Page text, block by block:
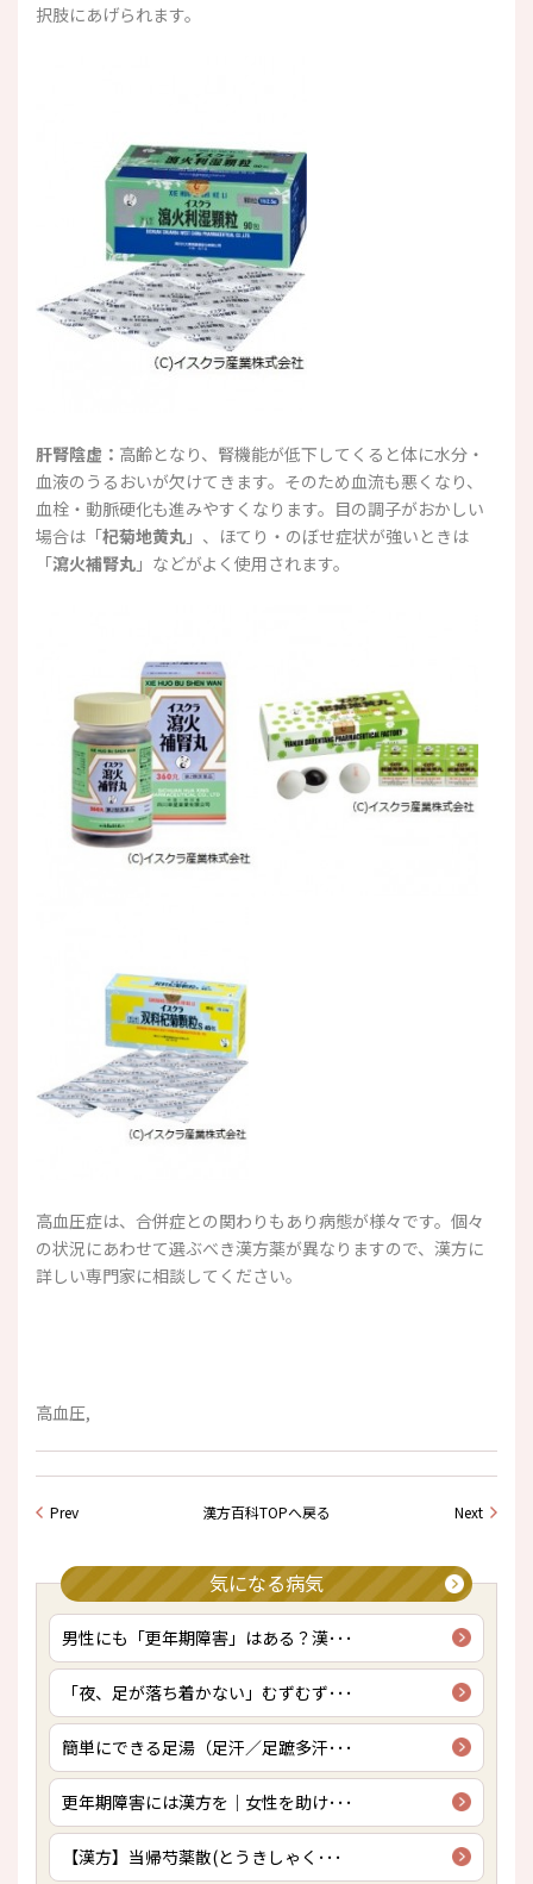
択肢にあげられます。
肝腎陰虚： 高齢となり、腎機能が低下してくると体に水分・
血液のうるおいが欠けてきます。そのため血流も悪くなり、
血栓・動脈硬化も進みやすくなります。目の調子がおかしい
場合は「杞菊地黄丸 」、ほてり・のぼせ症状が強いときは
「瀉火補腎丸 」などがよく使用されます。
高血圧症は、合併症との関わりもあり病態が様々です。個々
の状況にあわせて選ぶべき漢方薬が異なりますので、漢方に
詳しい専門家に相談してください。
高血圧,
Prev 漢方百科TOPへ戻る Next
気になる病気
男性にも「更年期障害」はある？漢･･･
「夜、足が落ち着かない」むずむず･･･
簡単にできる足湯（足汗／足蹠多汗･･･
更年期障害には漢方を｜女性を助け･･･
【漢方】当帰芍薬散(とうきしゃく･･･